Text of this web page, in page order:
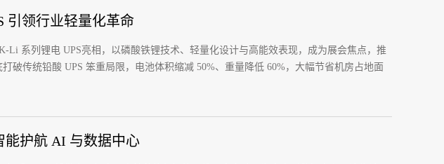
引领行业轻量化革命
Li 系列锂电 UPS亮相，以磷酸铁锂技术、轻量化设计与高能效表现，成为展会焦点，推
破传统铅酸 UPS 笨重局限，电池体积缩减 50%、重量降低 60%，大幅节省机房占地面
能护航 AI 与数据中心